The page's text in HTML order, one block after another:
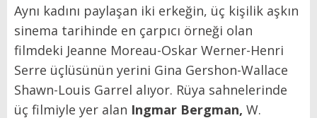
Aynı kadını paylaşan iki erkeğin, üç kişilik aşkın
sinema tarihinde en çarpıcı örneği olan
filmdeki Jeanne Moreau-Oskar Werner-Henri
Serre üçlüsünün yerini Gina Gershon-Wallace
Shawn-Louis Garrel alıyor. Rüya sahnelerinde
üç filmiyle yer alan Ingmar Bergman, W.